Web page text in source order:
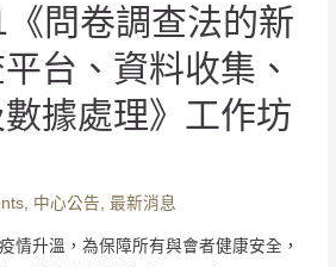
問卷調查法的新
台、資料收集、
據處理》工作坊
中心公告 ,最新消息
情升溫，為保障所有與會者健康安全，